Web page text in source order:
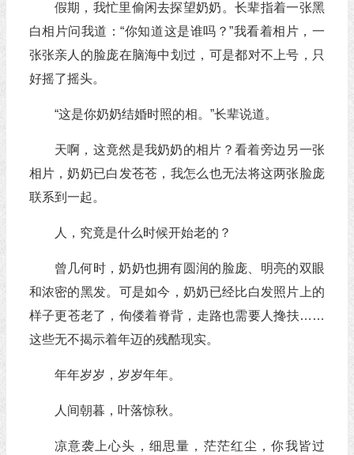
假期，我忙里偷闲去探望奶奶。长辈指着一张黑
白相片问我道：“你知道这是谁吗？”我看着相片，一
张张亲人的脸庞在脑海中划过，可是都对不上号，只
好摇了摇头。
“这是你奶奶结婚时照的相。”长辈说道。
天啊，这竟然是我奶奶的相片？看着旁边另一张
相片，奶奶已白发苍苍，我怎么也无法将这两张脸庞
联系到一起。
人，究竟是什么时候开始老的？
曾几何时，奶奶也拥有圆润的脸庞、明亮的双眼
和浓密的黑发。可是如今，奶奶已经比白发照片上的
样子更苍老了，佝偻着脊背，走路也需要人搀扶……
这些无不揭示着年迈的残酷现实。
年年岁岁，岁岁年年。
人间朝暮，叶落惊秋。
凉意袭上心头，细思量，茫茫红尘，你我皆过